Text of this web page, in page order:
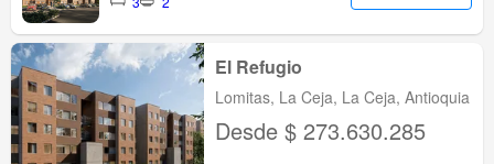
El Refugio
Lomitas, La Ceja, La Ceja, Antioquia
Desde $ 273.630.285